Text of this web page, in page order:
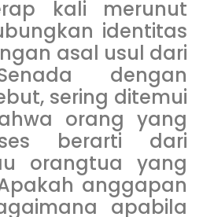
kali merunut
identitas
asal usul dari
dengan
sering ditemui
orang yang
berarti dari
orangtua yang
anggapan
apabila